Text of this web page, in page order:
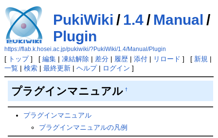
PukiWiki / 1.4/ Manual /
Plugin
https://flab.k.hosei.ac.jp/pukiwiki/?PukiWiki/1.4/Manual/Plugin
[ トップ] [ 編集| 凍結解除 | 差分| 履歴| 添付| リロード ] [ 新規 |
一覧| 検索| 最終更新| ヘルプ| ログイン ]
プラグインマニュアル †
プラグインマニュアル
プラグインマニュアルの凡例